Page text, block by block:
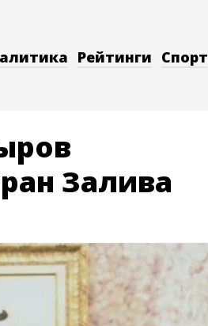
Рейтинги Спорт
Залива